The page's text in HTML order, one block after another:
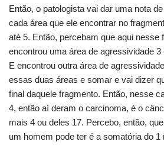
Então, o patologista vai dar uma nota
cada área que ele encontrar no
até 5. Então, percebam que aqui nesse
encontrou uma área de agressividade 3
E encontrou outra área de
essas duas áreas e somar e vai dizer
final daquele fragmento. Então, nesse
4, então aí deram o carcinoma, é o
mais 4 ou deles 17. Percebo, então,
um homem pode ter é a somatória do